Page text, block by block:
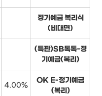
정기예금 복리식
(비대면)
(특판)SB톡톡-정
기예금(복리)
4.00%
OK E-정기예금
(복리)